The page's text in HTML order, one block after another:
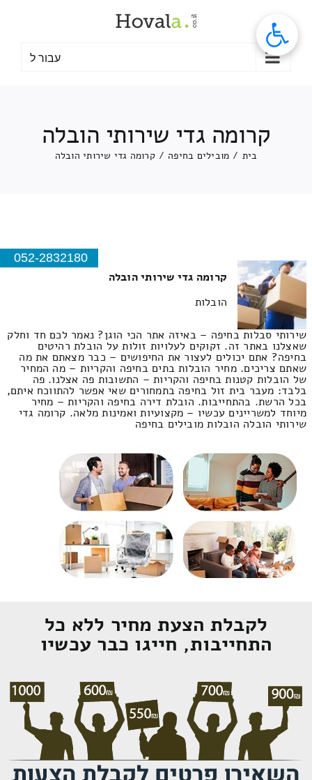
עבור ל
קרומה גדי שירותי הובלה
בית / מובילים בחיפה / קרומה גדי שירותי הובלה
052-2832180
קרומה גדי שירותי הובלה
הובלות
שירותי סבלות בחיפה – באיזה אתר הכי הוגן? נאמר לכם חד וחלק
שאצלנו באתר זה. זקוקים לעלויות זולות על הובלת רהיטים
בחיפה? אתם יכולים לעצור את החיפושים – כבר מצאתם את מה
שאתם צריכים. מחיר הובלות בתים בחיפה והקריות – מה המחיר
של הובלות קטנות בחיפה והקריות – התשובות פה אצלנו. פה
בלבד: מעבר בית זול בחיפה בתמחורים שאי אפשר להתווכח איתם,
בכל הרשת. בהתחייבות. הובלת דירה בחיפה והקריות – מחיר
מיוחד למשריינים עכשיו – מקצועיות ואמינות מלאה. קרומה גדי
שירותי הובלה הובלות מובילים בחיפה
לקבלת הצעת מחיר ללא כל
התחייבות, חייגו כבר עכשיו